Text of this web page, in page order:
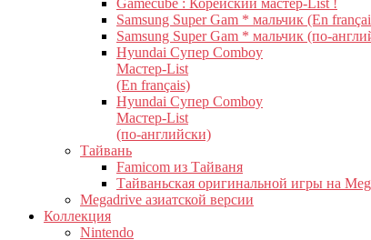
Gamecube : Корейский мастер-List !
Samsung Super Gam * мальчик (En
Samsung Super Gam * мальчик (по-
Hyundai Супер Comboy
Мастер-List
(En français)
Hyundai Супер Comboy
Мастер-List
(по-английски)
Тайвань
Famicom из Тайваня
Тайваньская оригинальной игры на
Megadrive азиатской версии
Коллекция
Nintendo